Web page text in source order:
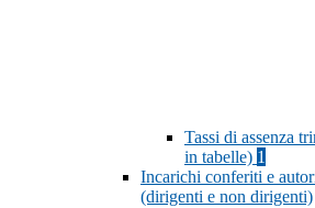
Tassi di assenza
in tabelle) 1
Incarichi conferiti e
(dirigenti e non dirigenti)